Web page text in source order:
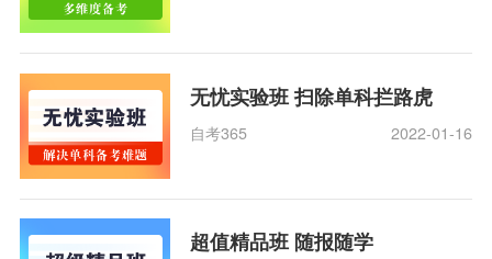
无忧实验班 扫除单科拦路虎
自考365 2022-01-16
超值精品班 随报随学